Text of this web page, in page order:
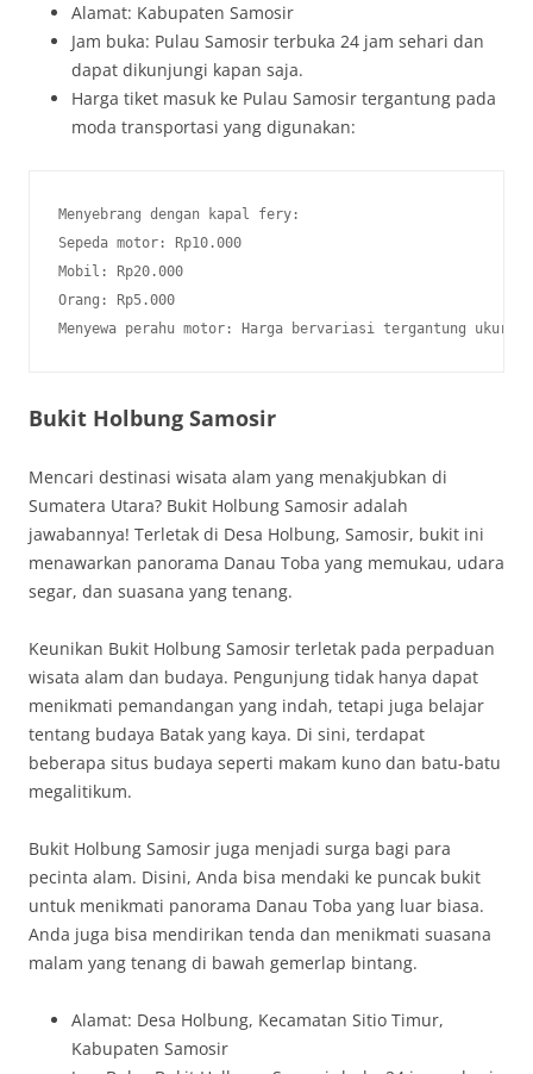
Alamat: Kabupaten Samosir
Jam buka: Pulau Samosir terbuka 24 jam sehari dan
dapat dikunjungi kapan saja.
Harga tiket masuk ke Pulau Samosir tergantung pada
moda transportasi yang digunakan:
Menyebrang dengan kapal fery:
Sepeda motor: Rp10.000
Mobil: Rp20.000
Orang: Rp5.000
Menyewa perahu motor: Harga bervariasi tergantung ukuran
Bukit Holbung Samosir
Mencari destinasi wisata alam yang menakjubkan di
Sumatera Utara? Bukit Holbung Samosir adalah
jawabannya! Terletak di Desa Holbung, Samosir, bukit ini
menawarkan panorama Danau Toba yang memukau, udara
segar, dan suasana yang tenang.
Keunikan Bukit Holbung Samosir terletak pada perpaduan
wisata alam dan budaya. Pengunjung tidak hanya dapat
menikmati pemandangan yang indah, tetapi juga belajar
tentang budaya Batak yang kaya. Di sini, terdapat
beberapa situs budaya seperti makam kuno dan batu-batu
megalitikum.
Bukit Holbung Samosir juga menjadi surga bagi para
pecinta alam. Disini, Anda bisa mendaki ke puncak bukit
untuk menikmati panorama Danau Toba yang luar biasa.
Anda juga bisa mendirikan tenda dan menikmati suasana
malam yang tenang di bawah gemerlap bintang.
Alamat: Desa Holbung, Kecamatan Sitio Timur,
Kabupaten Samosir